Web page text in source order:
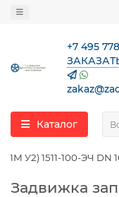
+7 495
Каталог
У2) 1511-100-ЭЧ DN
Задвижка